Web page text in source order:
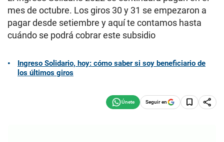
mes de octubre. Los giros 30 y 31 se empezaron a
pagar desde setiembre y aquí te contamos hasta
cuándo se podrá cobrar este subsidio
Ingreso Solidario, hoy: cómo saber si soy beneficiario de
los últimos giros
Seguir en